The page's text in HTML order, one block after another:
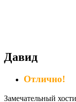
Давид
Отлично!
Замечательный